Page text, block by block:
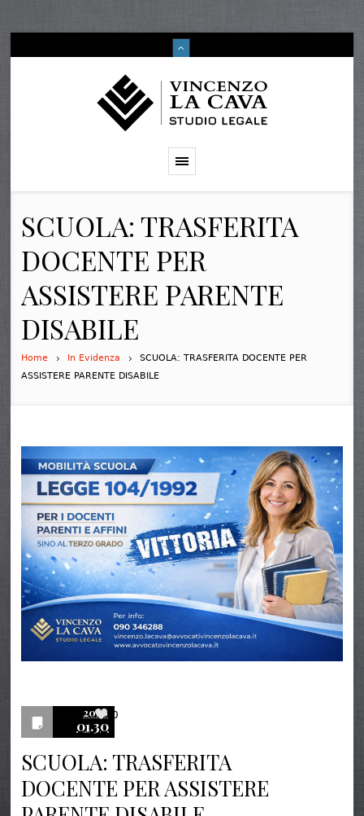
SCUOLA: TRASFERITA
DOCENTE PER
ASSISTERE PARENTE
DISABILE
Home In Evidenza
SCUOLA: TRASFERITA DOCENTE PER
ASSISTERE PARENTE DISABILE
2026
01.30
0
SCUOLA: TRASFERITA
DOCENTE PER ASSISTERE